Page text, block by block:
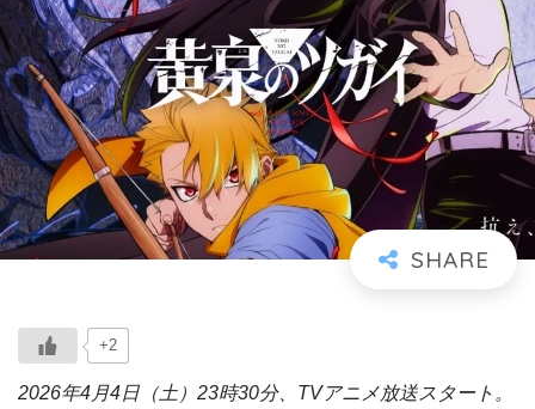
+2
2026年4月4日（土）23時30分、TVアニメ放送スタート。